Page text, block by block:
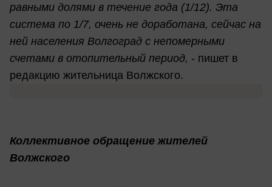
равными долями в течение года (1/12). Эта
система по 1/7, очень не доработана, сейчас на
ней населения Волгоград с непомерными
счетами в отопительный период, - пишет в
редакцию жительница Волжского.
Коллективное обращение жителей
Волжского